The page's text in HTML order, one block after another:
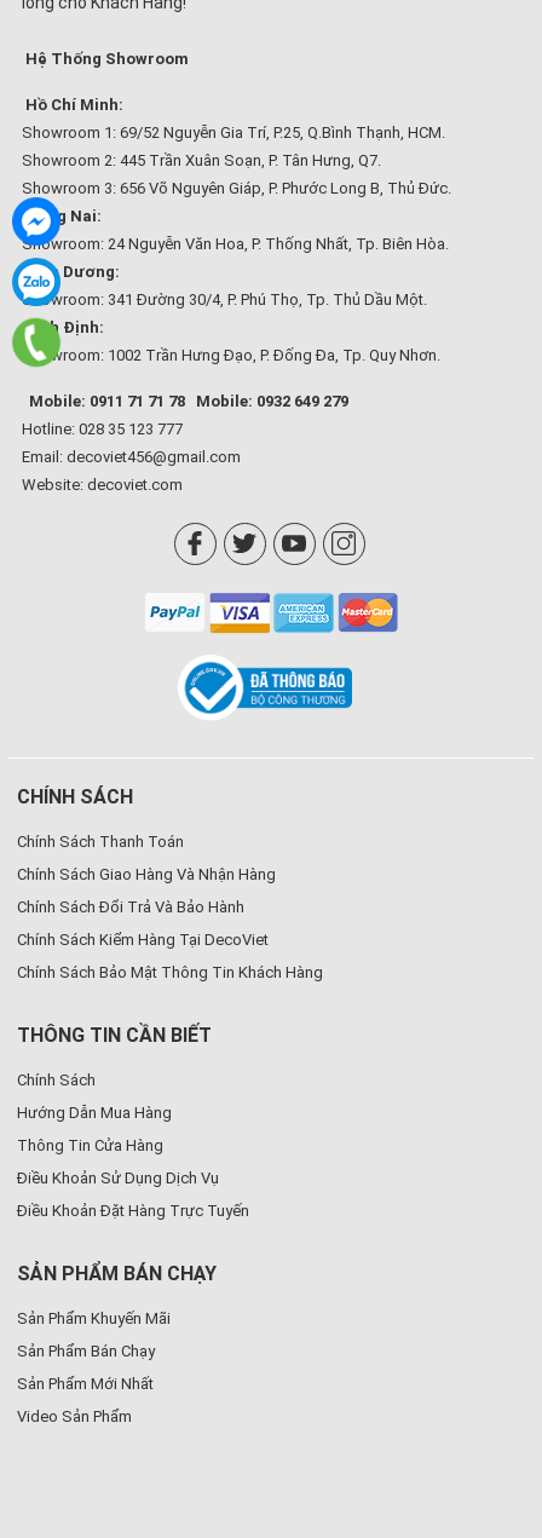
Hệ Thống Showroom
Hồ Chí Minh:
Showroom 1: 69/52 Nguyễn Gia Trí, P.25, Q.Bình Thạnh, HCM.
Showroom 2: 445 Trần Xuân Soạn, P. Tân Hưng, Q7.
Showroom 3: 656 Võ Nguyên Giáp, P. Phước Long B, Thủ Đức.
Đồng Nai:
Showroom: 24 Nguyễn Văn Hoa, P. Thống Nhất, Tp. Biên Hòa.
Bình Dương:
Showroom: 341 Đường 30/4, P. Phú Thọ, Tp. Thủ Dầu Một.
Bình Định:
Showroom: 1002 Trần Hưng Đạo, P. Đống Đa, Tp. Quy Nhơn.
Mobile: 0911 71 71 78
Mobile: 0932 649 279
Hotline: 028 35 123 777
Email: decoviet456@gmail.com
Website: decoviet.com
CHÍNH SÁCH
Chính Sách Thanh Toán
Chính Sách Giao Hàng Và Nhận Hàng
Chính Sách Đổi Trả Và Bảo Hành
Chính Sách Kiểm Hàng Tại DecoViet
Chính Sách Bảo Mật Thông Tin Khách Hàng
THÔNG TIN CẦN BIẾT
Chính Sách
Hướng Dẫn Mua Hàng
Thông Tin Cửa Hàng
Điều Khoản Sử Dụng Dịch Vụ
Điều Khoản Đặt Hàng Trực Tuyến
SẢN PHẨM BÁN CHẠY
Sản Phẩm Khuyến Mãi
Sản Phẩm Bán Chạy
Sản Phẩm Mới Nhất
Video Sản Phẩm